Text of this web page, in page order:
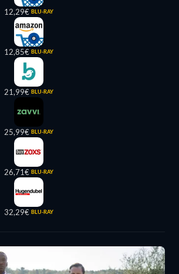
12,29€ BLU-RAY
12,85€ BLU-RAY
21,99€ BLU-RAY
25,99€ BLU-RAY
26,71€ BLU-RAY
32,29€ BLU-RAY